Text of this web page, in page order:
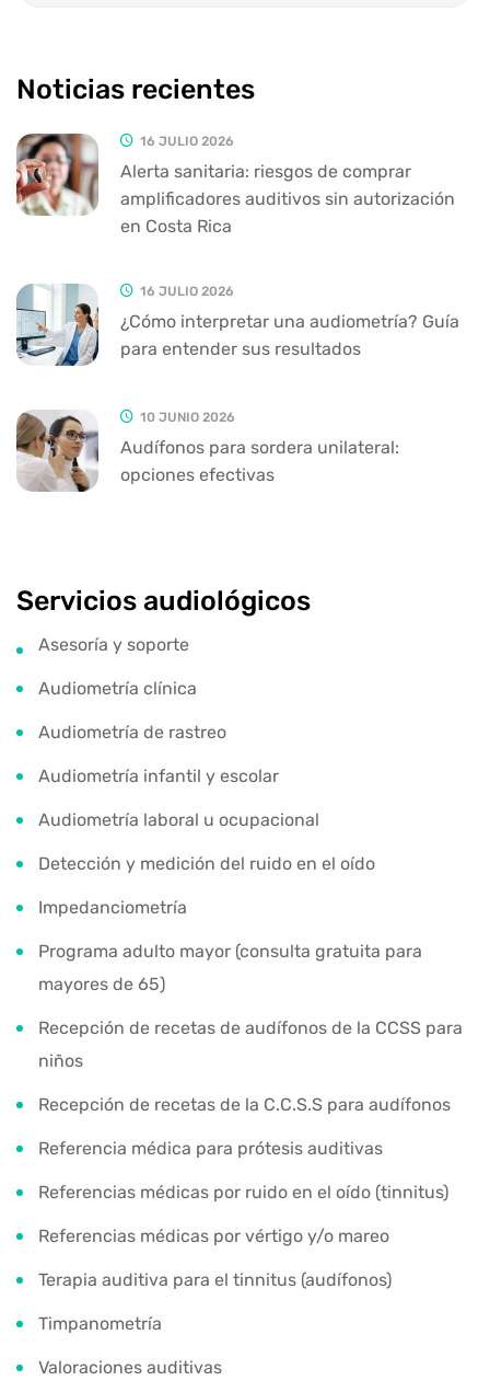
Noticias recientes
16 JULIO 2026
Alerta sanitaria: riesgos de comprar
amplificadores auditivos sin autorización
en Costa Rica
16 JULIO 2026
¿Cómo interpretar una audiometría? Guía
para entender sus resultados
10 JUNIO 2026
Audífonos para sordera unilateral:
opciones efectivas
Servicios audiológicos
Asesoría y soporte
Audiometría clínica
Audiometría de rastreo
Audiometría infantil y escolar
Audiometría laboral u ocupacional
Detección y medición del ruido en el oído
Impedanciometría
Programa adulto mayor (consulta gratuita para
mayores de 65)
Recepción de recetas de audífonos de la CCSS para
niños
Recepción de recetas de la C.C.S.S para audífonos
Referencia médica para prótesis auditivas
Referencias médicas por ruido en el oído (tinnitus)
Referencias médicas por vértigo y/o mareo
Terapia auditiva para el tinnitus (audífonos)
Timpanometría
Valoraciones auditivas